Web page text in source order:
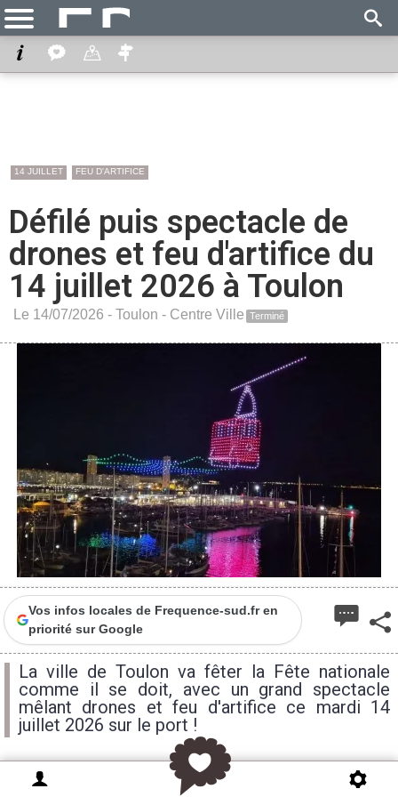
14 JUILLET FEU D'ARTIFICE
Défilé puis spectacle de
drones et feu d'artifice du
14 juillet 2026 à Toulon
Le 14/07/2026 - Toulon - Centre Ville Terminé
Vos infos locales de Frequence-sud.fr en
priorité sur Google
La ville de Toulon va fêter la Fête nationale
comme il se doit, avec un grand spectacle
mêlant drones et feu d'artifice ce mardi 14
juillet 2026 sur le port !
La Fête Nationale sera riche à Toulon avec tout